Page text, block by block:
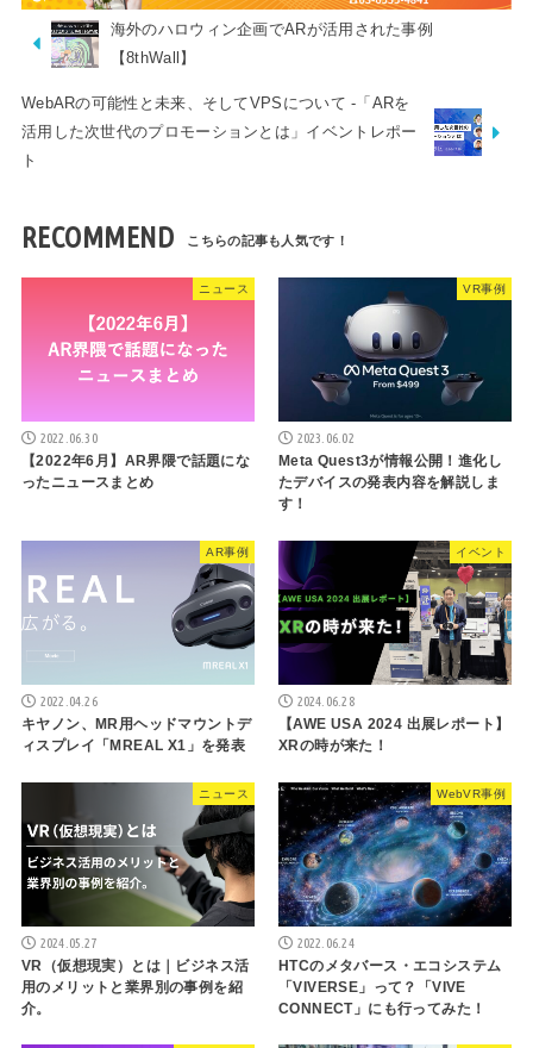
海外のハロウィン企画でARが活用された事例
【8thWall】
WebARの可能性と未来、そしてVPSについて -「ARを
活用した次世代のプロモーションとは」イベントレポー
ト
RECOMMEND
ニュース
2022.06.30
【2022年6月】AR界隈で話題にな
ったニュースまとめ
VR事例
2023.06.02
Meta Quest3が情報公開！進化し
たデバイスの発表内容を解説しま
す！
AR事例
2022.04.26
キヤノン、MR用ヘッドマウントデ
ィスプレイ「MREAL X1」を発表
イベント
2024.06.28
【AWE USA 2024 出展レポート】
XRの時が来た！
ニュース
2024.05.27
VR（仮想現実）とは｜ビジネス活
用のメリットと業界別の事例を紹
介。
WebVR事例
2022.06.24
HTCのメタバース・エコシステム
「VIVERSE」って？「VIVE
CONNECT」にも行ってみた！